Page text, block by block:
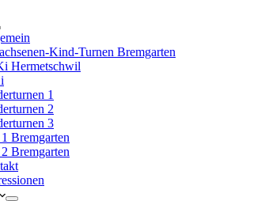
Kind-Turnen Bremgarten
Hermetschwil
1
2
3
Bremgarten
Bremgarten